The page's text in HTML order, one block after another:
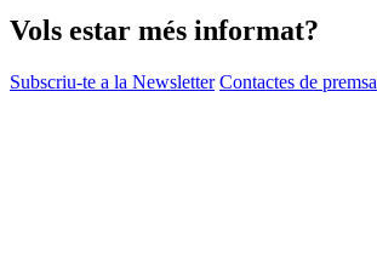
Vols estar més informat?
Subscriu-te a la Newsletter Contactes de premsa